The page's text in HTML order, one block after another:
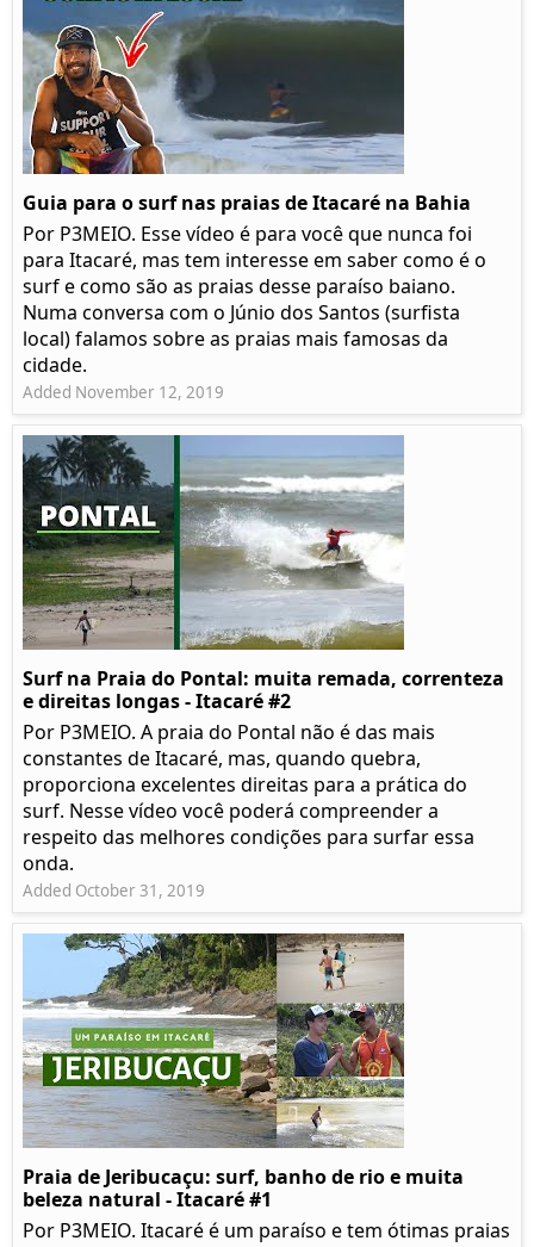
Guia para o surf nas praias de Itacaré na Bahia
Por P3MEIO. Esse vídeo é para você que nunca foi
para Itacaré, mas tem interesse em saber como é o
surf e como são as praias desse paraíso baiano.
Numa conversa com o Júnio dos Santos (surfista
local) falamos sobre as praias mais famosas da
cidade.
Added November 12, 2019
Surf na Praia do Pontal: muita remada, correnteza
e direitas longas - Itacaré #2
Por P3MEIO. A praia do Pontal não é das mais
constantes de Itacaré, mas, quando quebra,
proporciona excelentes direitas para a prática do
surf. Nesse vídeo você poderá compreender a
respeito das melhores condições para surfar essa
onda.
Added October 31, 2019
Praia de Jeribucaçu: surf, banho de rio e muita
beleza natural - Itacaré #1
Por P3MEIO. Itacaré é um paraíso e tem ótimas praias